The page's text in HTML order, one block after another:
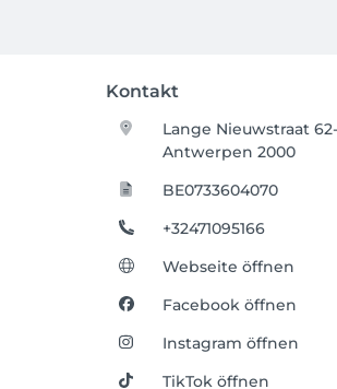
Kontakt
Lange Nieuwstraat 62-
Antwerpen 2000
BE0733604070
+32471095166
Webseite öffnen
Facebook öffnen
Instagram öffnen
TikTok öffnen